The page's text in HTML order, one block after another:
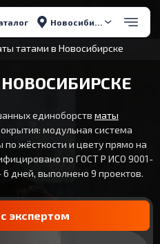
Новосибирск
татами в Новосибирске
НОВОСИБИРСКЕ
единоборств маты
модульная система
жёсткости и цвету прямо на
по ГОСТ Р ИСО 9001-
дней, выполнено 9 проектов.
экспертом